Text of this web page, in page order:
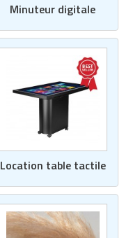
Minuteur digitale
Location table tactile